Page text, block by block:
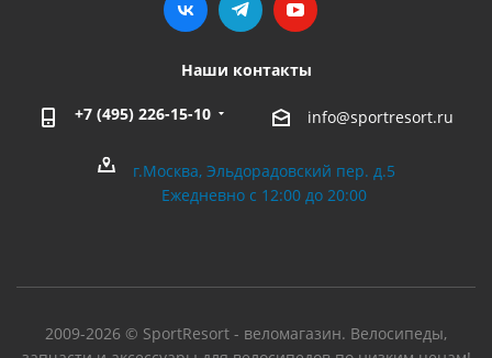
Наши контакты
+7 (495) 226-15-10 info@sportresort.ru
г.Москва, Эльдорадовский пер. д.5
Ежедневно с 12:00 до 20:00
2009-2026 © SportResort - веломагазин. Велосипеды,